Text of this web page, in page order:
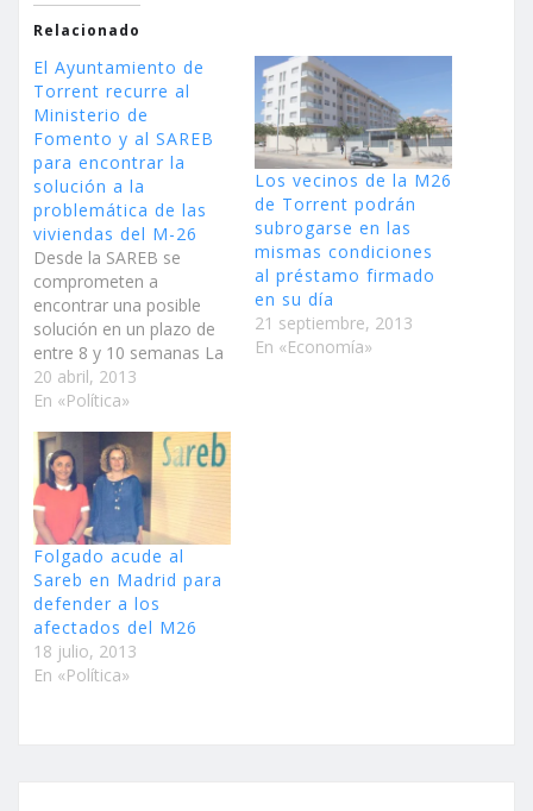
Relacionado
El Ayuntamiento de
Torrent recurre al
Ministerio de
Fomento y al SAREB
para encontrar la
solución a la
problemática de las
viviendas del M-26
Desde la SAREB se
comprometen a
encontrar una posible
solución en un plazo de
entre 8 y 10 semanas La
concejal de Urbanismo,
Marisa Martínez, se ha
promotora y con los
afectados La concejal de
Urbanismo del
Ayuntamiento de
Torrent, Marisa Martínez,
se ha reunido junto con…
20 abril, 2013
En «Política»
Los vecinos de la M26
de Torrent podrán
subrogarse en las
mismas condiciones
al préstamo firmado
en su día
21 septiembre, 2013
En «Economía»
Folgado acude al
Sareb en Madrid para
defender a los
afectados del M26
18 julio, 2013
En «Política»